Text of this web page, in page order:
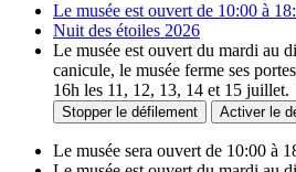
Le musée est ouvert de 10:00 à
Nuit des étoiles 2026
Le musée est ouvert du mardi au
canicule, le musée ferme ses
16h les 11, 12, 13, 14 et 15 juillet.
Stopper le défilement Activer le
Le musée sera ouvert de 10:00 à